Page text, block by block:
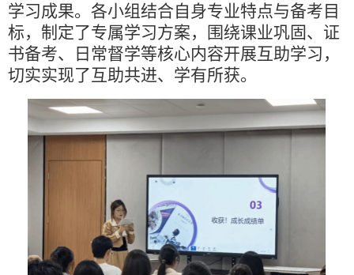
学习成果。各小组结合自身专业特点与备考目
标，制定了专属学习方案，围绕课业巩固、证
书备考、日常督学等核心内容开展互助学习，
切实实现了互助共进、学有所获。